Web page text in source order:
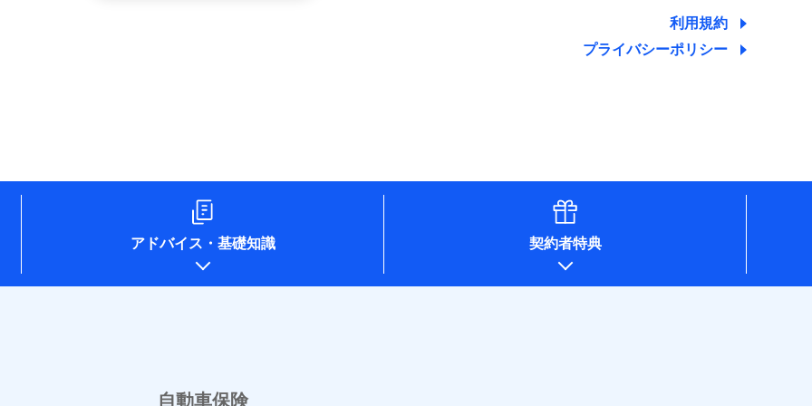
sompo.co.jp/)
design.net/)
)
利用規約
プライバシーポリシー
アドバイス ・ 基礎知識 契約者特典
自動車保険